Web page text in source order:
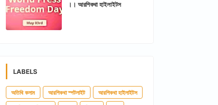
।। আরশিকথা হাইলাইটস
LABELS
অতিথি কলাম আরশিকথা স্পটলাইট আরশিকথা হাইলাইটস